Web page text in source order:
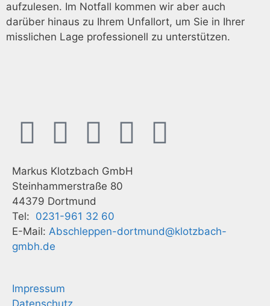
aufzulesen. Im Notfall kommen wir aber auch
darüber hinaus zu Ihrem Unfallort, um Sie in Ihrer
misslichen Lage professionell zu unterstützen.
Markus Klotzbach GmbH
Steinhammerstraße 80
44379 Dortmund
Tel: 0231-961 32 60
E-Mail: Abschleppen-dortmund@klotzbach-
gmbh.de
Impressum
Datenschutz